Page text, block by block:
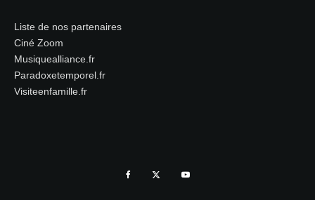
Liste de nos partenaires
Ciné Zoom
Musiquealliance.fr
Paradoxetemporel.fr
Visiteenfamille.fr